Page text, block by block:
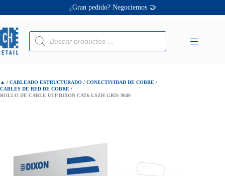
640.00
Ofertas únicas te esperan ✨
Búsqueda
de
productos
▲ / CABLEADO ESTRUCTURADO / CONECTIVIDAD DE COBRE /
CABLES DE RED DE COBRE /
ROLLO DE CABLE UTP DIXON CAT6 LSZH GRIS 9040